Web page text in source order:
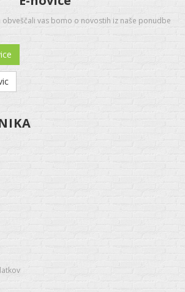
obveščali vas bomo o novostih iz naše ponudbe